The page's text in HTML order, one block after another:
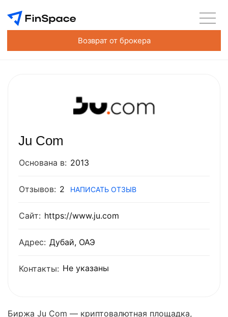
Возврат от брокера
Ju Com
Основана в: 2013
Отзывов: 2 НАПИСАТЬ ОТЗЫВ
Сайт: https://www.ju.com
Адрес: Дубай, ОАЭ
Контакты: Не указаны
Биржа Ju Com — криптовалютная площадка,